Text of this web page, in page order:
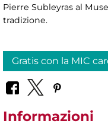
Pierre Subleyras al
tradizione.
Gratis con la MIC
Informazioni